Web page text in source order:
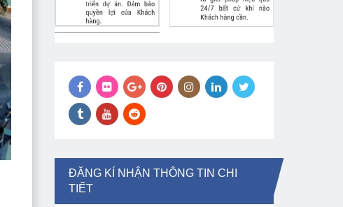
ĐĂNG KÍ NHẬN THÔNG TIN CHI
TIẾT